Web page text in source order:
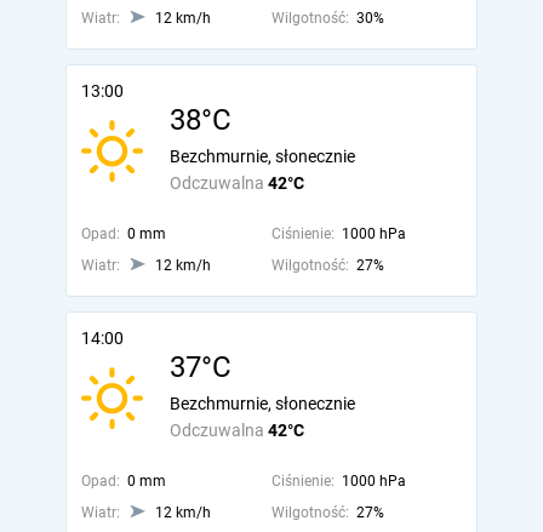
Wiatr:
12 km/h Wilgotność: 30%
13:00
38°C
Odczuwalna 42°C
Bezchmurnie, słonecznie
Opad: 0 mm Ciśnienie: 1000 hPa
Wiatr:
12 km/h Wilgotność: 27%
14:00
37°C
Odczuwalna 42°C
Bezchmurnie, słonecznie
Opad: 0 mm Ciśnienie: 1000 hPa
Wiatr:
12 km/h Wilgotność: 27%